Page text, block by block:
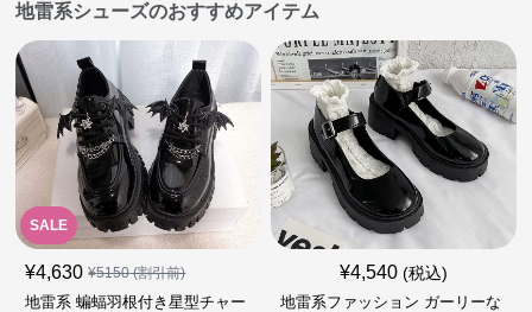
地雷系シューズのおすすめアイテム
SALE
¥4,630 ¥5150(割引前)
地雷系 蝙蝠羽根付き星型チャー
¥4,540 (税込)
地雷系ファッション ガーリーな